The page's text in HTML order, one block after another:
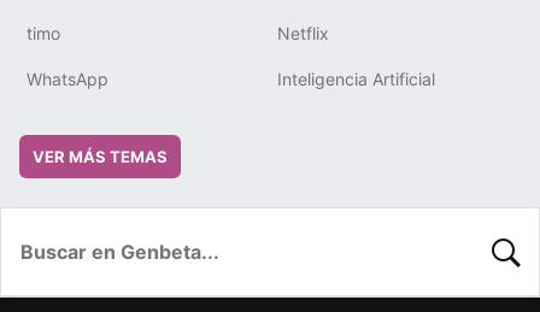
timo Netflix
WhatsApp Inteligencia Artificial
VER MÁS TEMAS